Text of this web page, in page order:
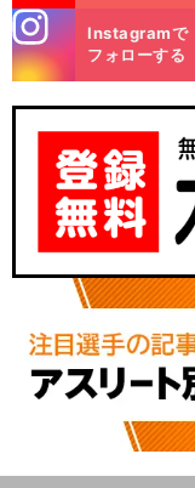
m
Instagramで
フォローする